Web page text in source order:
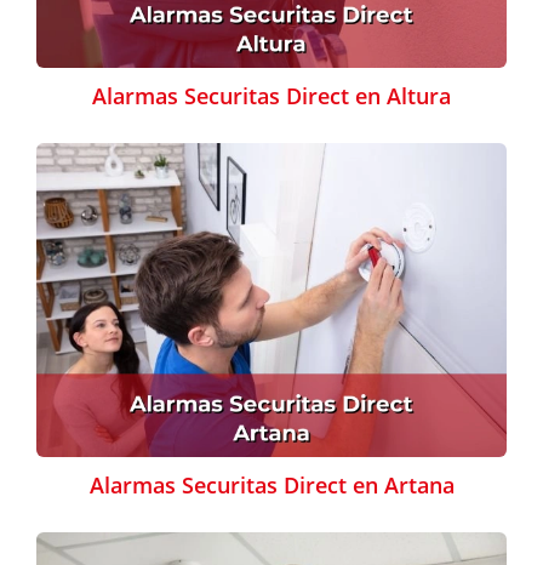
Alarmas Securitas Direct en Altura
Alarmas Securitas Direct en Artana